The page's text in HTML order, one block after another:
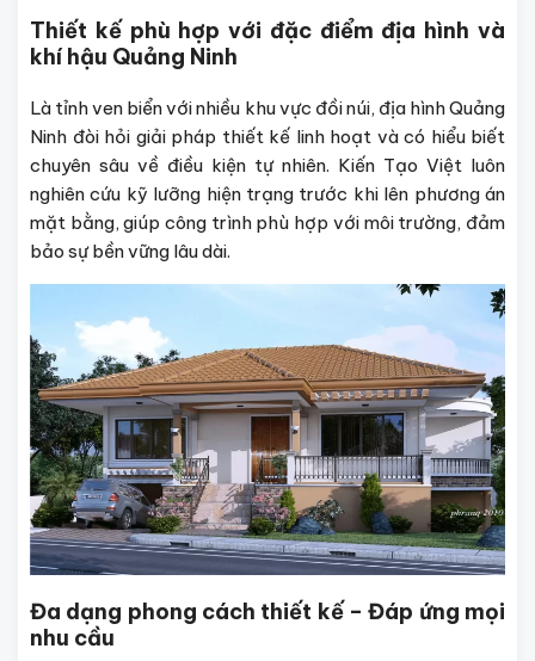
Thiết kế phù hợp với đặc điểm địa hình và
khí hậu Quảng Ninh
Là tỉnh ven biển với nhiều khu vực đồi núi, địa hình Quảng
Ninh đòi hỏi giải pháp thiết kế linh hoạt và có hiểu biết
chuyên sâu về điều kiện tự nhiên. Kiến Tạo Việt luôn
nghiên cứu kỹ lưỡng hiện trạng trước khi lên phương án
mặt bằng, giúp công trình phù hợp với môi trường, đảm
bảo sự bền vững lâu dài.
Đa dạng phong cách thiết kế – Đáp ứng mọi
nhu cầu